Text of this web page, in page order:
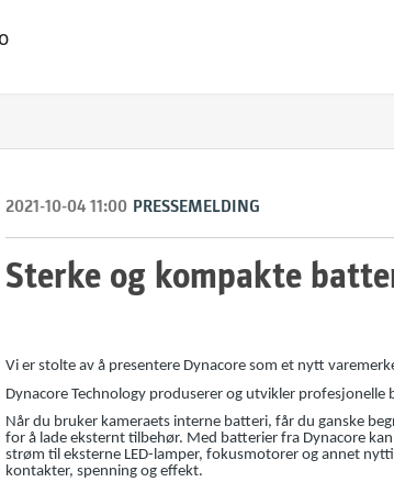
2021-10-04 11:00 PRESSEMELDING
Sterke og kompakte
Vi er stolte av å presentere Dynacore som et nytt
Dynacore Technology produserer og utvikler
Når du bruker kameraets interne batteri, får du ganske
for å lade eksternt tilbehør. Med batterier fra Dynacore
strøm til eksterne LED-lamper, fokusmotorer og annet
kontakter, spenning og effekt.